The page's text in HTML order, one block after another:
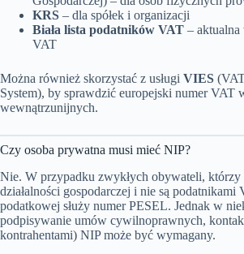
KRS – dla spółek i organizacji
Biała lista podatników VAT – aktualna
VAT
Można również skorzystać z usługi VIES
System), by sprawdzić europejski numer VAT
wewnątrzunijnych.
Czy osoba prywatna musi mieć NIP?
Nie. W przypadku zwykłych obywateli, którzy
działalności gospodarczej i nie są
podatkowej służy numer PESEL. Jednak w
podpisywanie umów cywilnoprawnych,
kontrahentami) NIP może być wymagany.